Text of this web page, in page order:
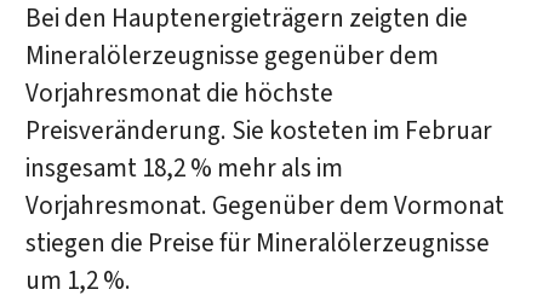
Bei den Hauptenergieträgern zeigten die
Mineralölerzeugnisse gegenüber dem
Vorjahresmonat die höchste
Preisveränderung. Sie kosteten im Februar
insgesamt 18,2 % mehr als im
Vorjahresmonat. Gegenüber dem Vormonat
stiegen die Preise für Mineralölerzeugnisse
um 1,2 %.